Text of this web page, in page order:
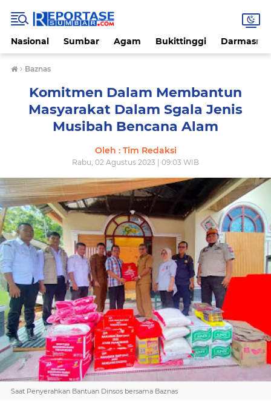
Nasional Sumbar Agam Bukittinggi
› Baznas
Komitmen Dalam Membantun
Masyarakat Dalam Sgala Jenis
Musibah Bencana Alam
Oleh : Tim Redaksi
Rabu, 02 Agustus 2023 | 09:03 WIB
Saat Penyerahkan Bantuan Dinsos bersama Baznas